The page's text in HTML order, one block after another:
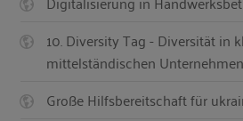
10. Diversity Tag - Diversität in
mittelständischen Unternehmen
Große Hilfsbereitschaft für